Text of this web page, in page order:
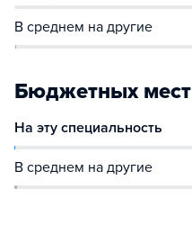
В среднем на другие
Бюджетных мест
На эту специальность
В среднем на другие